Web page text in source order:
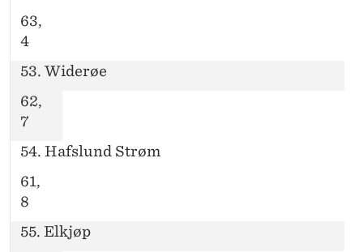
63,
4
53. Widerøe
62,
7
54. Hafslund Strøm
61,
8
55. Elkjøp